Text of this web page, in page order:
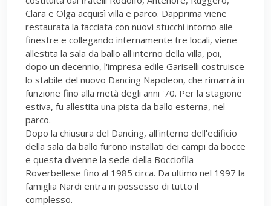
Clara e Olga acquisì villa e parco. Dapprima viene
restaurata la facciata con nuovi stucchi intorno alle
finestre e collegando internamente tre locali, viene
allestita la sala da ballo all'interno della villa, poi,
dopo un decennio, l'impresa edile Gariselli costruisce
lo stabile del nuovo Dancing Napoleon, che rimarrà in
funzione fino alla metà degli anni '70. Per la stagione
estiva, fu allestita una pista da ballo esterna, nel
parco.
Dopo la chiusura del Dancing, all'interno dell'edificio
della sala da ballo furono installati dei campi da bocce
e questa divenne la sede della Bocciofila
Roverbellese fino al 1985 circa. Da ultimo nel 1997 la
famiglia Nardi entra in possesso di tutto il
complesso.